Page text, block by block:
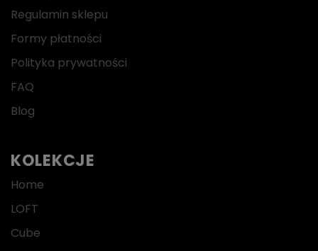
Regulamin sklepu
Formy płatności
Polityka prywatności
FAQ
Blog
KOLEKCJE
Home
LOFT
Cube